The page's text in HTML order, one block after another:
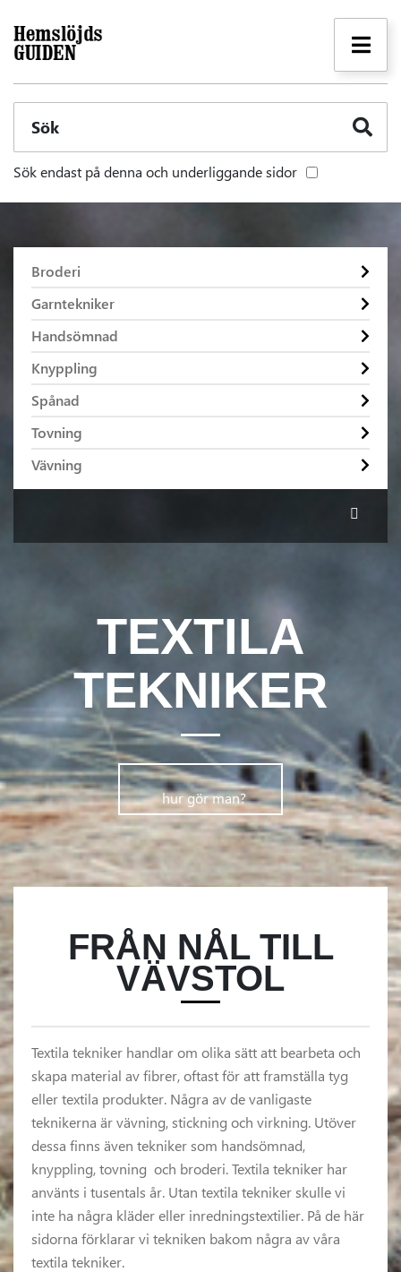
Sök
Sök endast på denna och underliggande sidor
Broderi
Garntekniker
Handsömnad
Knyppling
Spånad
Tovning
Vävning
TEXTILA
TEKNIKER
      	hur gör man?
FRÅN NÅL TILL
VÄVSTOL
Textila tekniker handlar om olika sätt att bearbeta och
skapa material av fibrer, oftast för att framställa tyg
eller textila produkter. Några av de vanligaste
teknikerna är vävning, stickning och virkning. Utöver
dessa finns även tekniker som handsömnad,
knyppling, tovning och broderi. Textila tekniker har
använts i tusentals år. Utan textila tekniker skulle vi
inte ha några kläder eller inredningstextilier. På de här
sidorna förklarar vi tekniken bakom några av våra
textila tekniker.